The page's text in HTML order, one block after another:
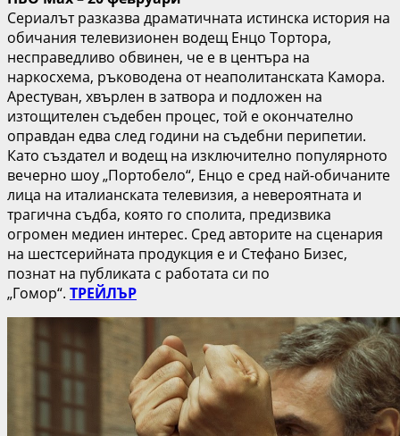
Сериалът разказва драматичната истинска история на
обичания телевизионен водещ Енцо Тортора,
несправедливо обвинен, че е в центъра на
наркосхема, ръководена от неаполитанската Камора.
Арестуван, хвърлен в затвора и подложен на
изтощителен съдебен процес, той е окончателно
оправдан едва след години на съдебни перипетии.
Като създател и водещ на изключително популярното
вечерно шоу „Портобело“, Енцо е сред най-обичаните
лица на италианската телевизия, а невероятната и
трагична съдба, която го сполита, предизвика
огромен медиен интерес. Сред авторите на сценария
на шестсерийната продукция е и Стефано Бизес,
познат на публиката с работата си по
„Гомор“. ТРЕЙЛЪР